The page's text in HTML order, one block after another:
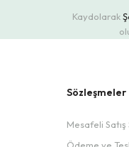
Kaydolarak
Sözleşmeler
Mesafeli